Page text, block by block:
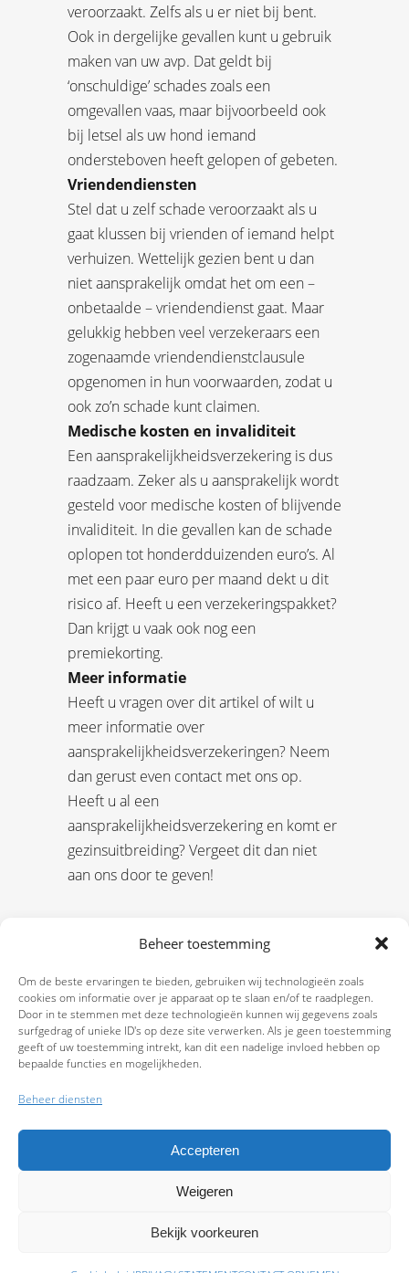
Beheer toestemming
Om de beste ervaringen te bieden, gebruiken wij technologieën zoals
cookies om informatie over je apparaat op te slaan en/of te raadplegen.
Door in te stemmen met deze technologieën kunnen wij gegevens zoals
surfgedrag of unieke ID's op deze site verwerken. Als je geen toestemming
geeft of uw toestemming intrekt, kan dit een nadelige invloed hebben op
bepaalde functies en mogelijkheden.
Beheer diensten
Accepteren
Weigeren
Bekijk voorkeuren
veroorzaakt. Zelfs als u er niet bij bent.
Ook in dergelijke gevallen kunt u gebruik
maken van uw avp. Dat geldt bij
‘onschuldige’ schades zoals een
omgevallen vaas, maar bijvoorbeeld ook
bij letsel als uw hond iemand
ondersteboven heeft gelopen of gebeten.
Vriendendiensten
Stel dat u zelf schade veroorzaakt als u
gaat klussen bij vrienden of iemand helpt
verhuizen. Wettelijk gezien bent u dan
niet aansprakelijk omdat het om een –
onbetaalde – vriendendienst gaat. Maar
gelukkig hebben veel verzekeraars een
zogenaamde vriendendienstclausule
opgenomen in hun voorwaarden, zodat u
ook zo’n schade kunt claimen.
Medische kosten en invaliditeit
Een aansprakelijkheidsverzekering is dus
raadzaam. Zeker als u aansprakelijk wordt
gesteld voor medische kosten of blijvende
invaliditeit. In die gevallen kan de schade
oplopen tot honderdduizenden euro’s. Al
met een paar euro per maand dekt u dit
risico af. Heeft u een verzekeringspakket?
Dan krijgt u vaak ook nog een
premiekorting.
Meer informatie
Heeft u vragen over dit artikel of wilt u
meer informatie over
aansprakelijkheidsverzekeringen? Neem
dan gerust even contact met ons op.
Heeft u al een
aansprakelijkheidsverzekering en komt er
gezinsuitbreiding? Vergeet dit dan niet
aan ons door te geven!